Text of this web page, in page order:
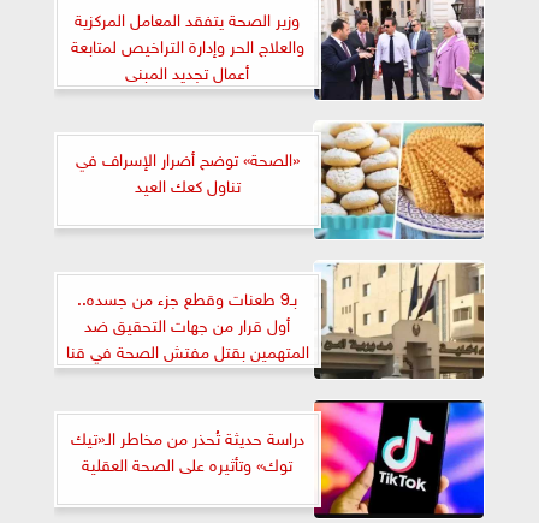
وزير الصحة يتفقد المعامل المركزية
والعلاج الحر وإدارة التراخيص لمتابعة
أعمال تجديد المبنى
«الصحة» توضح أضرار الإسراف في
تناول كعك العيد
بـ9 طعنات وقطع جزء من جسده..
أول قرار من جهات التحقيق ضد
المتهمين بقتل مفتش الصحة في قنا
دراسة حديثة تُحذر من مخاطر الـ«تيك
توك» وتأثيره على الصحة العقلية